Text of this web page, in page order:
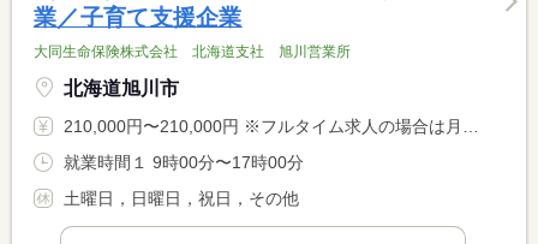
業／子育て支援企業
大同生命保険株式会社 北海道支社 旭川営業所
北海道旭川市
210,000円〜210,000円 ※フルタイム求人の場合は月額（換算額）、パート求人の場合は時間額を表示しています。
就業時間１ 9時00分〜17時00分
土曜日，日曜日，祝日，その他